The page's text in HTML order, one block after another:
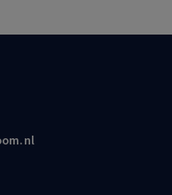
of justice-doing